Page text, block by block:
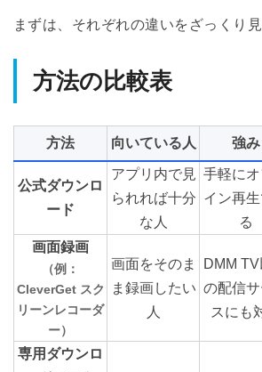
まずは、それぞれの違いをざっくり
方法の比較表
方法 向いている人 強み
公式ダウンロ
ード
アプリ内で見
られれば十分
な人
手軽にオ
イン再生
る
画面録画
（例：
CleverGet スク
リーンレコーダ
ー）
画面をそのま
ま録画したい
人
DMM
の配信
スにも
専用ダウンロ